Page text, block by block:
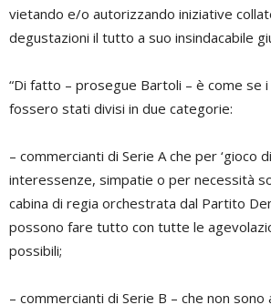
vietando e/o autorizzando iniziative
degustazioni il tutto a suo insindacabile
“Di fatto – prosegue Bartoli – è come se
fossero stati divisi in due categorie:
– commercianti di Serie A che per ‘gioco
interessenze, simpatie o per necessità
cabina di regia orchestrata dal Partito
possono fare tutto con tutte le
possibili;
– commercianti di Serie B – che non sono